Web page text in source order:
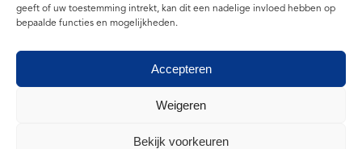
geeft of uw toestemming intrekt, kan dit een nadelige invloed hebben op
bepaalde functies en mogelijkheden.
Accepteren
Weigeren
Bekijk voorkeuren
Contact Woudenberg
033 286 2022
woudenberg@geijtenbeekenboers.nl
Dorpsstraat 3, Woudenberg
Maandag 09.00 - 17.30 uur